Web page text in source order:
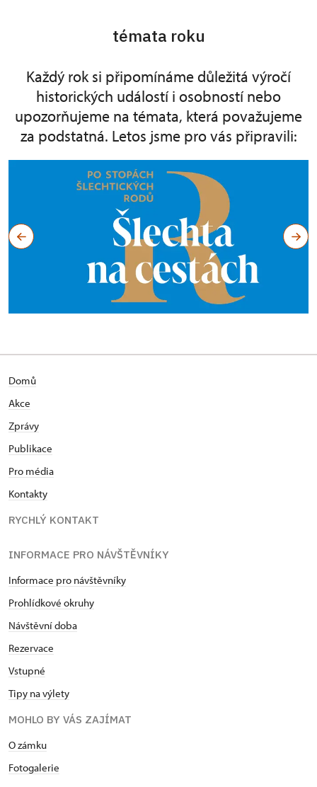
témata roku
Každý rok si připomínáme důležitá výročí
historických událostí i osobností nebo
upozorňujeme na témata, která považujeme
za podstatná. Letos jsme pro vás připravili:
Domů
Akce
Zprávy
Publikace
Pro média
Kontakty
RYCHLÝ KONTAKT
INFORMACE PRO NÁVŠTĚVNÍKY
Informace pro návštěvníky
Prohlídkové okruhy
Návštěvní doba
Rezervace
Vstupné
Tipy na výlety
MOHLO BY VÁS ZAJÍMAT
O zámku
Fotogalerie